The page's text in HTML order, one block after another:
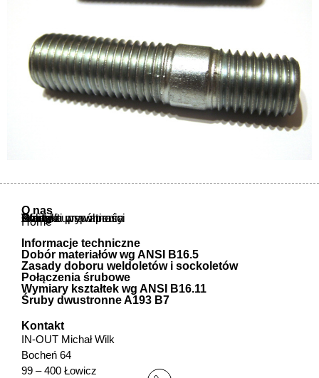
O nas
Home
O nas
Oferta
Atesty i uprawnienia
Warunki współpracy
Polityka prywatności
Kontakt
Informacje techniczne
Dobór materiałów wg ANSI B16.5
Zasady doboru weldoletów i sockoletów
Połączenia śrubowe
Wymiary kształtek wg ANSI B16.11
Śruby dwustronne A193 B7
Kontakt
IN-OUT Michał Wilk
Bocheń 64
99 – 400 Łowicz